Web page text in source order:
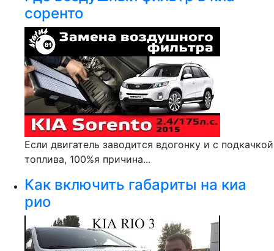
соренто
Если двигатель заводится вдогонку и с подкачкой
топлива, 100%я причина...
Как включить габариты на киа
рио